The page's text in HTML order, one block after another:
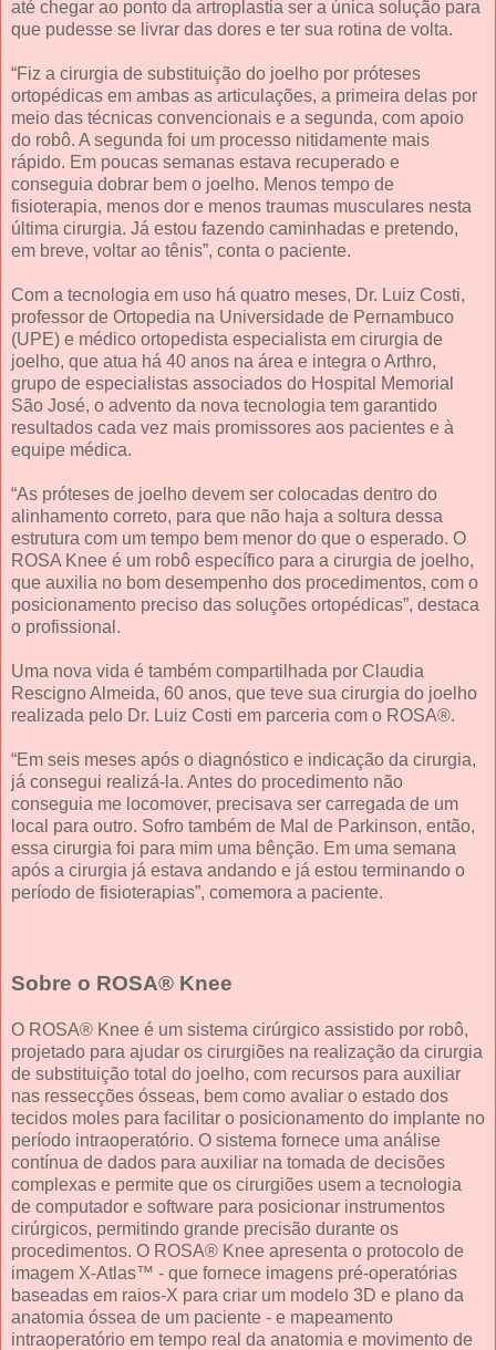
até chegar ao ponto da artroplastia ser a única solução para
que pudesse se livrar das dores e ter sua rotina de volta.
“Fiz a cirurgia de substituição do joelho por próteses
ortopédicas em ambas as articulações, a primeira delas por
meio das técnicas convencionais e a segunda, com apoio
do robô. A segunda foi um processo nitidamente mais
rápido. Em poucas semanas estava recuperado e
conseguia dobrar bem o joelho. Menos tempo de
fisioterapia, menos dor e menos traumas musculares nesta
última cirurgia. Já estou fazendo caminhadas e pretendo,
em breve, voltar ao tênis”, conta o paciente.
Com a tecnologia em uso há quatro meses, Dr. Luiz Costi,
professor de Ortopedia na Universidade de Pernambuco
(UPE) e médico ortopedista especialista em cirurgia de
joelho, que atua há 40 anos na área e integra o Arthro,
grupo de especialistas associados do Hospital Memorial
São José, o advento da nova tecnologia tem garantido
resultados cada vez mais promissores aos pacientes e à
equipe médica.
“As próteses de joelho devem ser colocadas dentro do
alinhamento correto, para que não haja a soltura dessa
estrutura com um tempo bem menor do que o esperado. O
ROSA Knee é um robô específico para a cirurgia de joelho,
que auxilia no bom desempenho dos procedimentos, com o
posicionamento preciso das soluções ortopédicas”, destaca
o profissional.
Uma nova vida é também compartilhada por Claudia
Rescigno Almeida, 60 anos, que teve sua cirurgia do joelho
realizada pelo Dr. Luiz Costi em parceria com o ROSA®.
“Em seis meses após o diagnóstico e indicação da cirurgia,
já consegui realizá-la. Antes do procedimento não
conseguia me locomover, precisava ser carregada de um
local para outro. Sofro também de Mal de Parkinson, então,
essa cirurgia foi para mim uma bênção. Em uma semana
após a cirurgia já estava andando e já estou terminando o
período de fisioterapias”, comemora a paciente.
Sobre o ROSA® Knee
O ROSA® Knee é um sistema cirúrgico assistido por robô,
projetado para ajudar os cirurgiões na realização da cirurgia
de substituição total do joelho, com recursos para auxiliar
nas ressecções ósseas, bem como avaliar o estado dos
tecidos moles para facilitar o posicionamento do implante no
período intraoperatório. O sistema fornece uma análise
contínua de dados para auxiliar na tomada de decisões
complexas e permite que os cirurgiões usem a tecnologia
de computador e software para posicionar instrumentos
cirúrgicos, permitindo grande precisão durante os
procedimentos. O ROSA® Knee apresenta o protocolo de
imagem X-Atlas™ - que fornece imagens pré-operatórias
baseadas em raios-X para criar um modelo 3D e plano da
anatomia óssea de um paciente - e mapeamento
intraoperatório em tempo real da anatomia e movimento de